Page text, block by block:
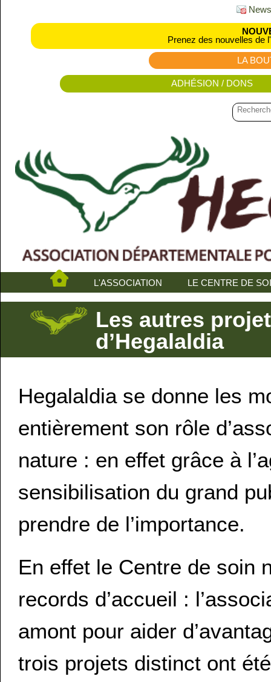
Prenez des nouvelles de
LA
ADHÉSION / DONS
L'ASSOCIATION LE CENTRE DE
Les autres
d’Hegalaldia
Hegalaldia se donne les
entièrement son rôle
nature : en effet grâce à
sensibilisation du grand
prendre de l’importance.
En effet le Centre de soin
records d’accueil :
amont pour aider
trois projets distinct ont